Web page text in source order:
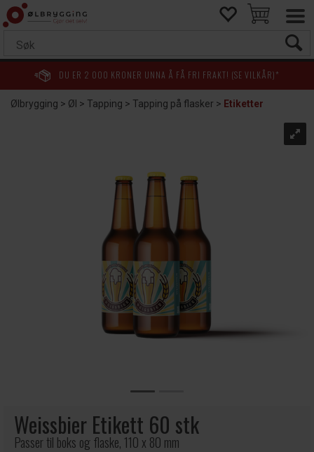
DU ER 2 000 KRONER UNNA Å FÅ FRI FRAKT! (SE VILKÅR)*
Ølbrygging>Øl >Tapping>Tapping på flasker> Etiketter
Weissbier Etikett 60 stk
Passer til boks og flaske, 110 x 80 mm